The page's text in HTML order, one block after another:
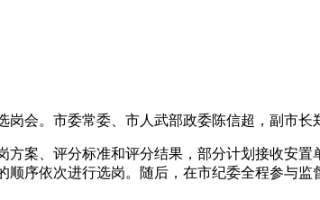
会。市委常委、市人武部政委陈信超，副市长
案、评分标准和评分结果，部分计划接收安
序依次进行选岗。随后，在市纪委全程参与